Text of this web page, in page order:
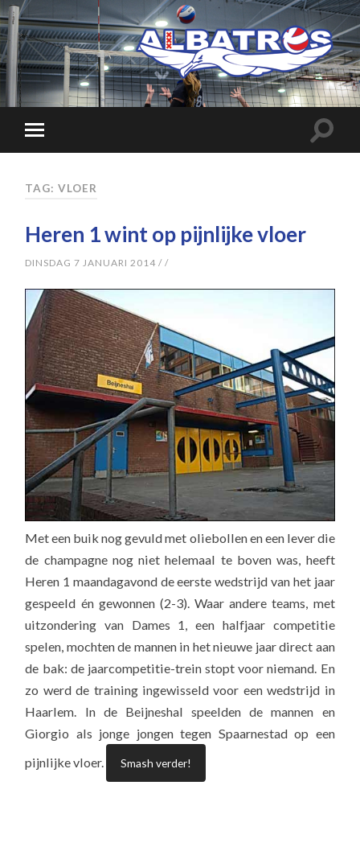
TAG: VLOER
Heren 1 wint op pijnlijke vloer
DINSDAG 7 JANUARI 2014 //
Met een buik nog gevuld met oliebollen en een lever die
de champagne nog niet helemaal te boven was, heeft
Heren 1 maandagavond de eerste wedstrijd van het jaar
gespeeld én gewonnen (2-3). Waar andere teams, met
uitzondering van Dames 1, een halfjaar competitie
spelen, mochten de mannen in het nieuwe jaar direct aan
de bak: de jaarcompetitie-trein stopt voor niemand. En
zo werd de training ingewisseld voor een wedstrijd in
Haarlem. In de Beijneshal speelden de mannen en
Giorgio als jonge jongen tegen Spaarnestad op een
pijnlijke vloer.
Smash verder!